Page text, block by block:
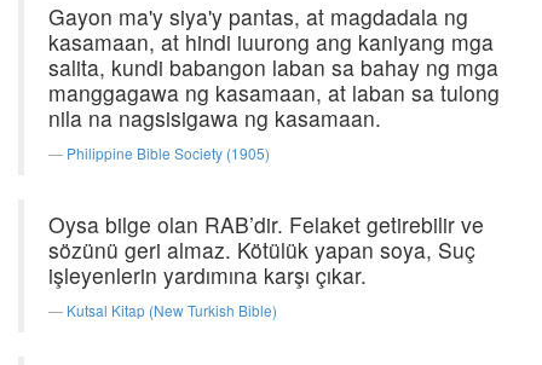
Gayon ma'y siya'y pantas, at magdadala ng
kasamaan, at hindi iuurong ang kaniyang mga
salita, kundi babangon laban sa bahay ng mga
manggagawa ng kasamaan, at laban sa tulong
nila na nagsisigawa ng kasamaan.
Philippine Bible Society (1905)
Oysa bilge olan RAB’dir. Felaket getirebilir ve
sözünü geri almaz. Kötülük yapan soya, Suç
işleyenlerin yardımına karşı çıkar.
Kutsal Kitap (New Turkish Bible)